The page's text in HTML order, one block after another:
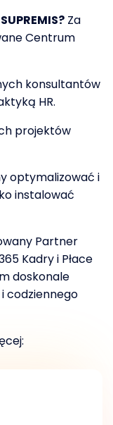
Za
Centrum
konsultantów
HR.
projektów
optymalizować i
instalować
Partner
Kadry i Płace
doskonale
codziennego